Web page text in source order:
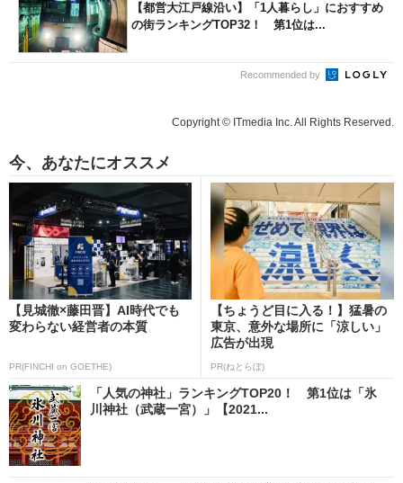
【都営大江戸線沿い】「1人暮らし」におすすめ
の街ランキングTOP32！ 第1位は...
Recommended by
Copyright © ITmedia Inc. All Rights Reserved.
今、あなたにオススメ
【見城徹×藤田晋】AI時代でも
変わらない経営者の本質
PR(FINCHI on GOETHE)
【ちょうど目に入る！】猛暑の
東京、意外な場所に「涼しい」
広告が出現
PR(ねとらぼ)
「人気の神社」ランキングTOP20！ 第1位は「氷
川神社（武蔵一宮）」【2021...